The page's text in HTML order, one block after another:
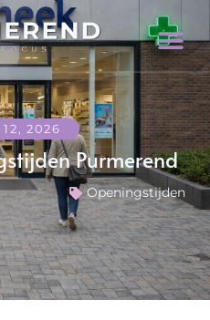
12, 2026
Purmerend
Openingstijden